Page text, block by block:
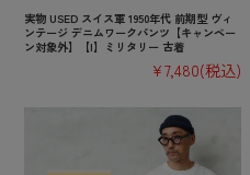
実物 USED スイス軍 1950年代 前期型 ヴィ
ンテージ デニムワークパンツ【キャンペー
ン対象外】【I】ミリタリー 古着
¥7,480(税込)